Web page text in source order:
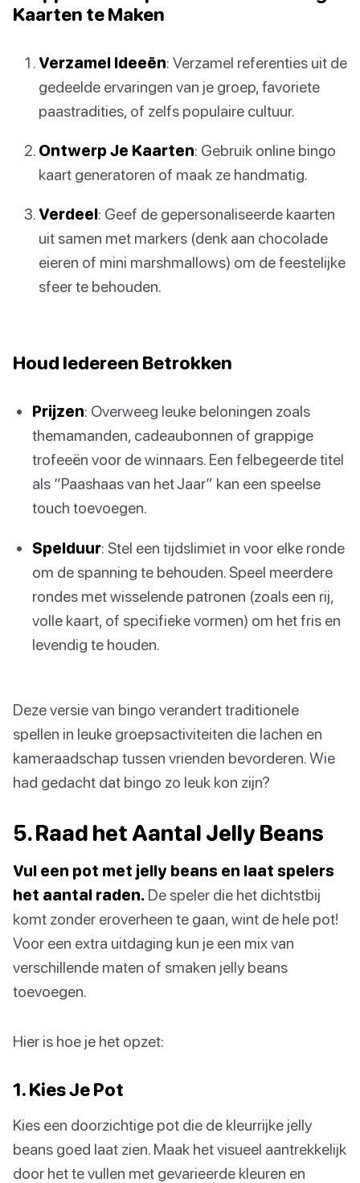
Kaarten te Maken
Verzamel Ideeën: Verzamel referenties uit de
gedeelde ervaringen van je groep, favoriete
paastradities, of zelfs populaire cultuur.
Ontwerp Je Kaarten: Gebruik online bingo
kaart generatoren of maak ze handmatig.
Verdeel: Geef de gepersonaliseerde kaarten
uit samen met markers (denk aan chocolade
eieren of mini marshmallows) om de feestelijke
sfeer te behouden.
Houd Iedereen Betrokken
Prijzen: Overweeg leuke beloningen zoals
themamanden, cadeaubonnen of grappige
trofeeën voor de winnaars. Een felbegeerde titel
als “Paashaas van het Jaar” kan een speelse
touch toevoegen.
Spelduur: Stel een tijdslimiet in voor elke ronde
om de spanning te behouden. Speel meerdere
rondes met wisselende patronen (zoals een rij,
volle kaart, of specifieke vormen) om het fris en
levendig te houden.
Deze versie van bingo verandert traditionele
spellen in leuke groepsactiviteiten die lachen en
kameraadschap tussen vrienden bevorderen. Wie
had gedacht dat bingo zo leuk kon zijn?
5. Raad het Aantal Jelly Beans
Vul een pot met jelly beans en laat spelers
het aantal raden. De speler die het dichtstbij
komt zonder eroverheen te gaan, wint de hele pot!
Voor een extra uitdaging kun je een mix van
verschillende maten of smaken jelly beans
toevoegen.
Hier is hoe je het opzet:
1. Kies Je Pot
Kies een doorzichtige pot die de kleurrijke jelly
beans goed laat zien. Maak het visueel aantrekkelijk
door het te vullen met gevarieerde kleuren en